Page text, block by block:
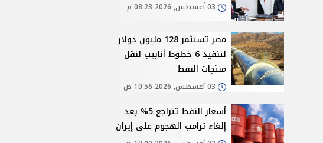
03 أغسطس, 2026 08:23 م
مصر تستثمر 128 مليون دولار
لتنفيذ 6 خطوط أنابيب لنقل
منتجات النفط
03 أغسطس, 2026 10:56 ص
أسعار النفط تتراجع 5% بعد
إلغاء ترامب الهجوم على إيران